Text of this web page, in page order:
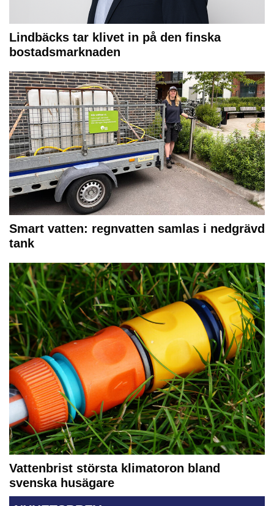
Lindbäcks tar klivet in på den finska
bostadsmarknaden
Smart vatten: regnvatten samlas i nedgrävd
tank
Vattenbrist största klimatoron bland
svenska husägare